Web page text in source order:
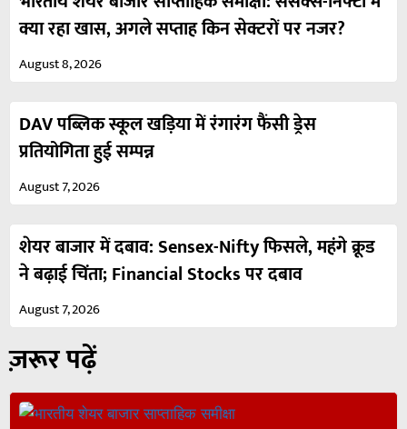
क्या रहा खास, अगले सप्ताह किन सेक्टरों पर नजर?
August 8, 2026
DAV पब्लिक स्कूल खड़िया में रंगारंग फैंसी ड्रेस
प्रतियोगिता हुई सम्पन्न
August 7, 2026
शेयर बाजार में दबाव: Sensex-Nifty फिसले, महंगे क्रूड
ने बढ़ाई चिंता; Financial Stocks पर दबाव
August 7, 2026
ज़रूर पढ़ें